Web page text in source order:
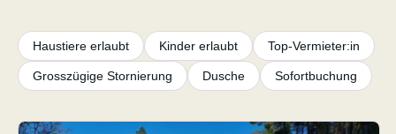
Haustiere erlaubt Kinder erlaubt Top-Vermieter:in
Grosszügige Stornierung Dusche Sofortbuchung